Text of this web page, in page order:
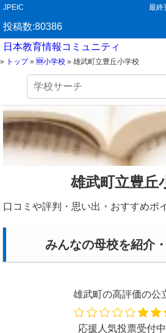
JPEIC 最終
投稿数:80386
日本教育情報コミュニティ
» トップ» 🆕小学校 » 雄武町立豊丘小学校
検
雄武町立豊丘
口コミや評判・思い出・おすすめポ
みんなの母校を紹介
雄武町の高評価の公
応援人気投票受付中